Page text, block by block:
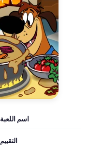
اسم اللعبة
التقييم